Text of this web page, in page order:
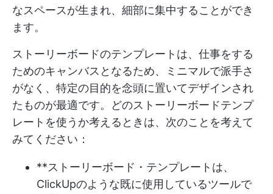
なスペースが生まれ、細部に集中することができ
ます。
ストーリーボードのテンプレートは、仕事をする
ためのキャンバスとなるため、ミニマルで派手さ
がなく、特定の目的を念頭に置いてデザインされ
たものが最適です。どのストーリーボードテンプ
レートを使うか考えるときは、次のことを考えて
みてください：
**ストーリーボード・テンプレートは、
ClickUpのような既に使用しているツールで